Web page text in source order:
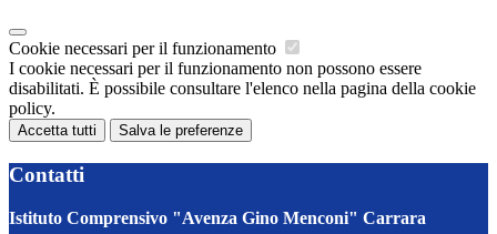
Cookie necessari per il funzionamento
I cookie necessari per il funzionamento non possono essere
disabilitati. È possibile consultare l'elenco nella pagina della cookie
policy.
Accetta tutti Salva le preferenze
Contatti
Istituto Comprensivo "Avenza Gino Menconi" Carrara